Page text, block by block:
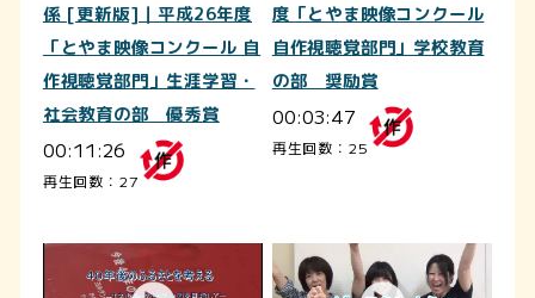
係 [更新版]｜平成26年度
「とやま映像コンクール 自
作視聴覚部門」生涯学習・
社会教育の部 優秀賞
00:11:26
再生回数：27
度「とやま映像コンクール
自作視聴覚部門」学校教育
の部 奨励賞
00:03:47
再生回数：25